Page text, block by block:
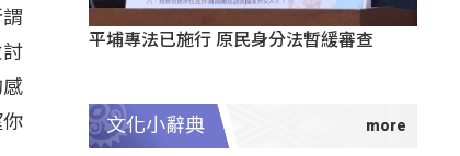
平埔專法已施行 原民身分法暫緩審查
文化小辭典